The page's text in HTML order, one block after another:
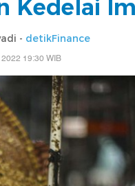
Kedelai
- detikFinance
19:30 WIB